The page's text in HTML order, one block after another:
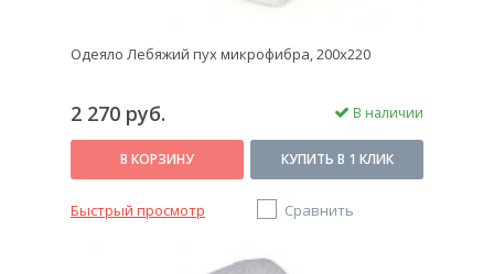
Одеяло Лебяжий пух микрофибра, 200x220
2 270 руб. В наличии
В КОРЗИНУ КУПИТЬ В 1 КЛИК
Быстрый просмотр Сравнить